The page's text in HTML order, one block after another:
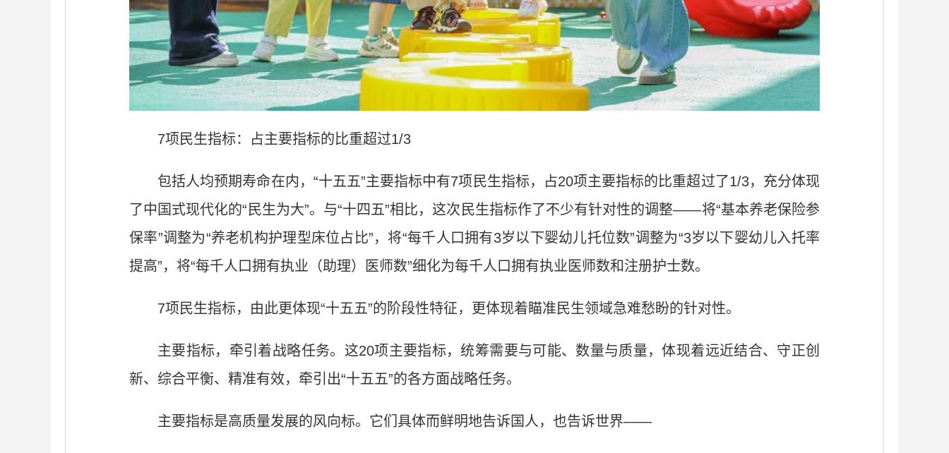
7项民生指标：占主要指标的比重超过1/3
包括人均预期寿命在内，“十五五”主要指标中有7项民生指标，占20项主要指标的比重超过了1/3，充分体现
了中国式现代化的“民生为大”。与“十四五”相比，这次民生指标作了不少有针对性的调整——将“基本养老保险参
保率”调整为“养老机构护理型床位占比”，将“每千人口拥有3岁以下婴幼儿托位数”调整为“3岁以下婴幼儿入托率
提高”，将“每千人口拥有执业（助理）医师数”细化为每千人口拥有执业医师数和注册护士数。
7项民生指标，由此更体现“十五五”的阶段性特征，更体现着瞄准民生领域急难愁盼的针对性。
主要指标，牵引着战略任务。这20项主要指标，统筹需要与可能、数量与质量，体现着远近结合、守正创
新、综合平衡、精准有效，牵引出“十五五”的各方面战略任务。
主要指标是高质量发展的风向标。它们具体而鲜明地告诉国人，也告诉世界——